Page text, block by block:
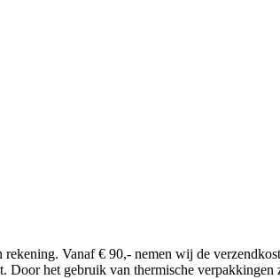
Vanaf € 90,- nemen wij de
het gebruik van thermische